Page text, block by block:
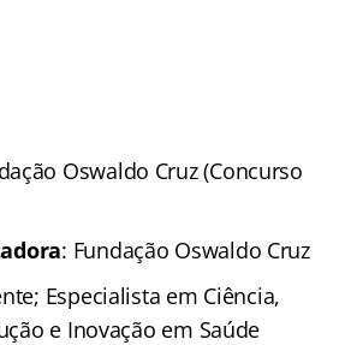
Oswaldo Cruz (Concurso
: Fundação Oswaldo Cruz
Especialista em Ciência,
e Inovação em Saúde